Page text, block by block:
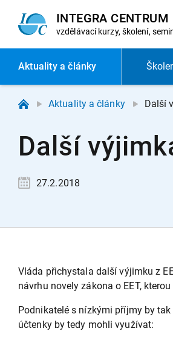
INTEGRA CENTRUM
vzdělávací kurzy, školení,
Aktualitya články
Aktuality a články Další
Další
27.2.2018
Vláda přichystala další výjimku z
návrhu novely zákona o EET,
Podnikatelé s nízkými příjmy by
účtenky by tedy mohli využívat: